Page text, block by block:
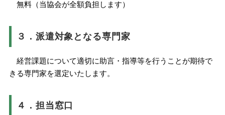
無料（当協会が全額負担します）
３．派遣対象となる専門家
経営課題について適切に助言・指導等を行うことが期待で
きる専門家を選定いたします。
４．担当窓口